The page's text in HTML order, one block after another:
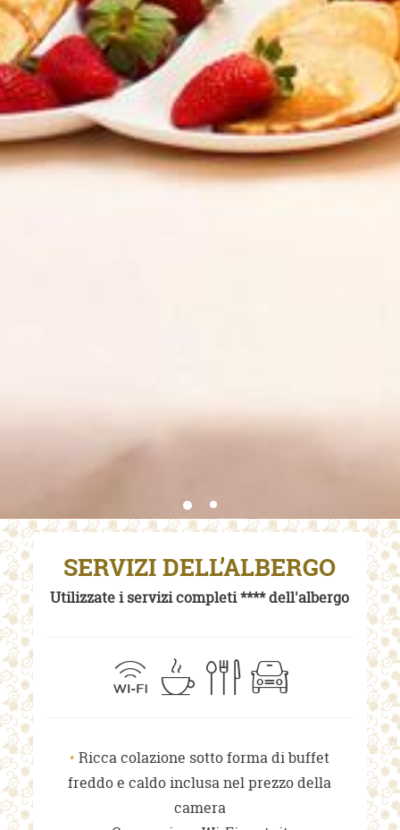
SERVIZI DELL’ALBERGO
Utilizzate i servizi completi **** dell'albergo
Ricca colazione sotto forma di buffet
freddo e caldo inclusa nel prezzo della
camera